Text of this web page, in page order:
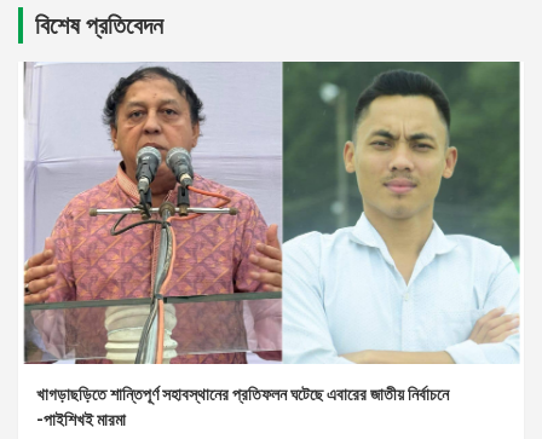
বিশেষ প্রতিবেদন
খাগড়াছড়িতে শান্তিপূর্ণ সহাবস্থানের প্রতিফলন ঘটেছে এবারের জাতীয় নির্বাচনে
-পাইশিখই মারমা